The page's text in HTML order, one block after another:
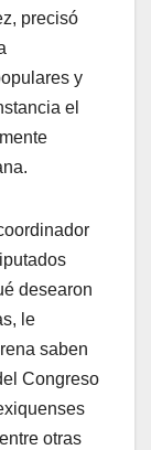
precisó
y
el
desearon
le
saben
Congreso
otras